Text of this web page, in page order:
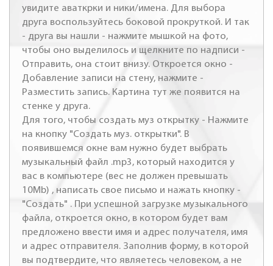
увидите аваткрки и ники/имена. Для выбора
друга воспользуйтесь боковой прокруткой. И так
- друга вы нашли - нажмите мышкой на фото,
чтобы оно выделилось и щелкните по надписи -
Отправить, она стоит внизу. Откроется окно -
Добавление записи на стену, нажмите -
Разместить запись. Картина тут же появится на
стенке у друга.
Для того, чтобы создать муз открытку - Нажмите
на кнопку "Создать муз. открытки". В
появившемся окне вам нужно будет выбрать
музыкальный файл .mp3, который находится у
вас в компьютере (вес не должен превышать
10Mb) , написать свое письмо и нажать кнопку -
"Создать" . При успешной загрузке музыкального
файла, откроется окно, в котором будет вам
предложено ввести имя и адрес получателя, имя
и адрес отправителя. Заполнив форму, в которой
вы подтвердите, что являетесь человеком, а не